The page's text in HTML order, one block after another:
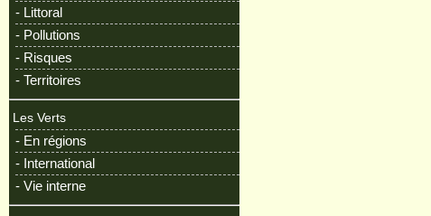
- Littoral
- Pollutions
- Risques
- Territoires
Les Verts
- En régions
- International
- Vie interne